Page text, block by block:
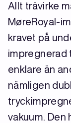
Allt trävirke
MøreRoyal-
kravet på
impregnerad
enklare än
nämligen
vakuum. Den